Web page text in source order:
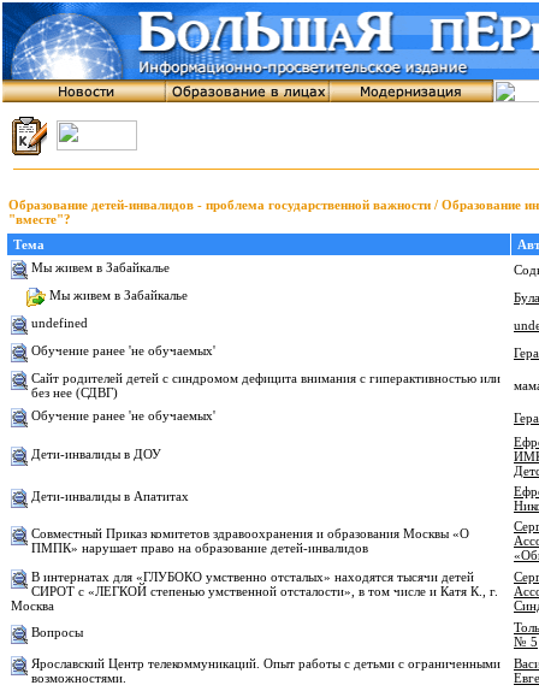
Образование детей-инвалидов - проблема государственной важности / Образование
"вместе"?
Тема
Мы живем в Забайкалье
Мы живем в Забайкалье
undefined
Обучение ранее 'не обучаемых'
Сайт родителей детей с синдромом дефицита внимания с гиперактивностью или
без нее (СДВГ)
Обучение ранее 'не обучаемых'
Дети-инвалиды в ДОУ
Дети-инвалиды в Апатитах
Совместный Приказ комитетов здравоохранения и образования Москвы «О
ПМПК» нарушает право на образование детей-инвалидов
В интернатах для «ГЛУБОКО умственно отсталых» находятся тысячи детей
СИРОТ с «ЛЕГКОЙ степенью умственной отсталости», в том числе и Катя К., г.
Москва
Вопросы
№ 5
Ярославский Центр телекоммуникаций. Опыт работы с детьми с ограниченными
возможностями.